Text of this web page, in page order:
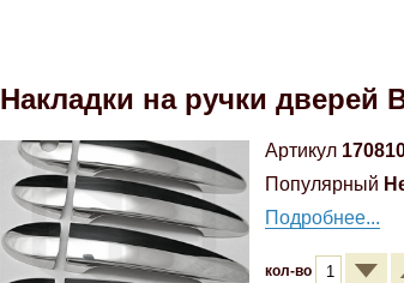
Накладки на ручки дверей
Артикул
Популярный
Подробнее...
кол-во